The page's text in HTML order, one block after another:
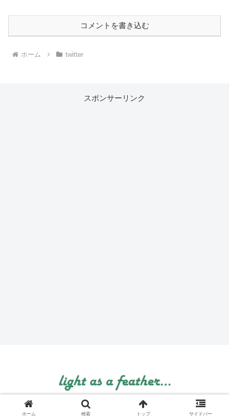
コメントを書き込む
ホーム twitter
スポンサーリンク
© 1999 light as a feather....
ホーム 検索 トップ サイドバー